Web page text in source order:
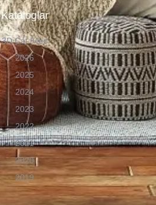
Kataloglar
3D Cat Files
2026
2025
2024
2023
2022
2021
2020
2019